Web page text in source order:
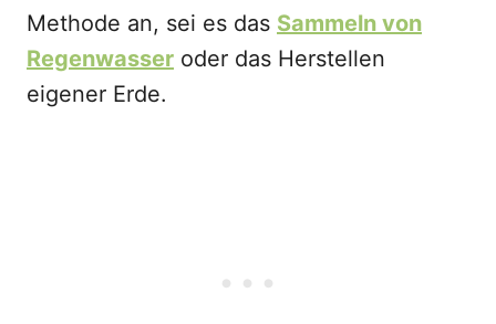
Methode an, sei es das Sammeln von
Regenwasser oder das Herstellen
eigener Erde.